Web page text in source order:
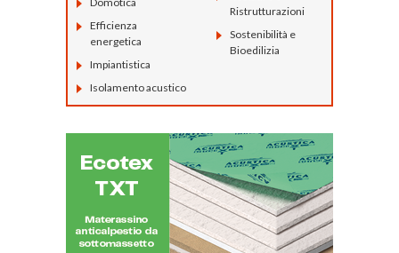
Efficienza
energetica
Impiantistica
Isolamento acustico
Ristrutturazioni
Sostenibilità e
Bioedilizia